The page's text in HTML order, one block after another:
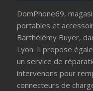
DomPhone69,
portables et
Barthélémy Buyer,
Lyon. Il propose
un service de
intervenons pour
connecteurs de